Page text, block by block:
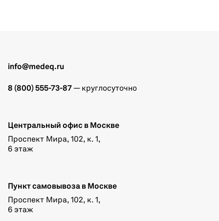
info@medeq.ru
8 (800) 555-73-87 — круглосуточно
Центральный офис в Москве
Проспект Мира, 102, к. 1,
6 этаж
Пункт самовывоза в Москве
Проспект Мира, 102, к. 1,
6 этаж